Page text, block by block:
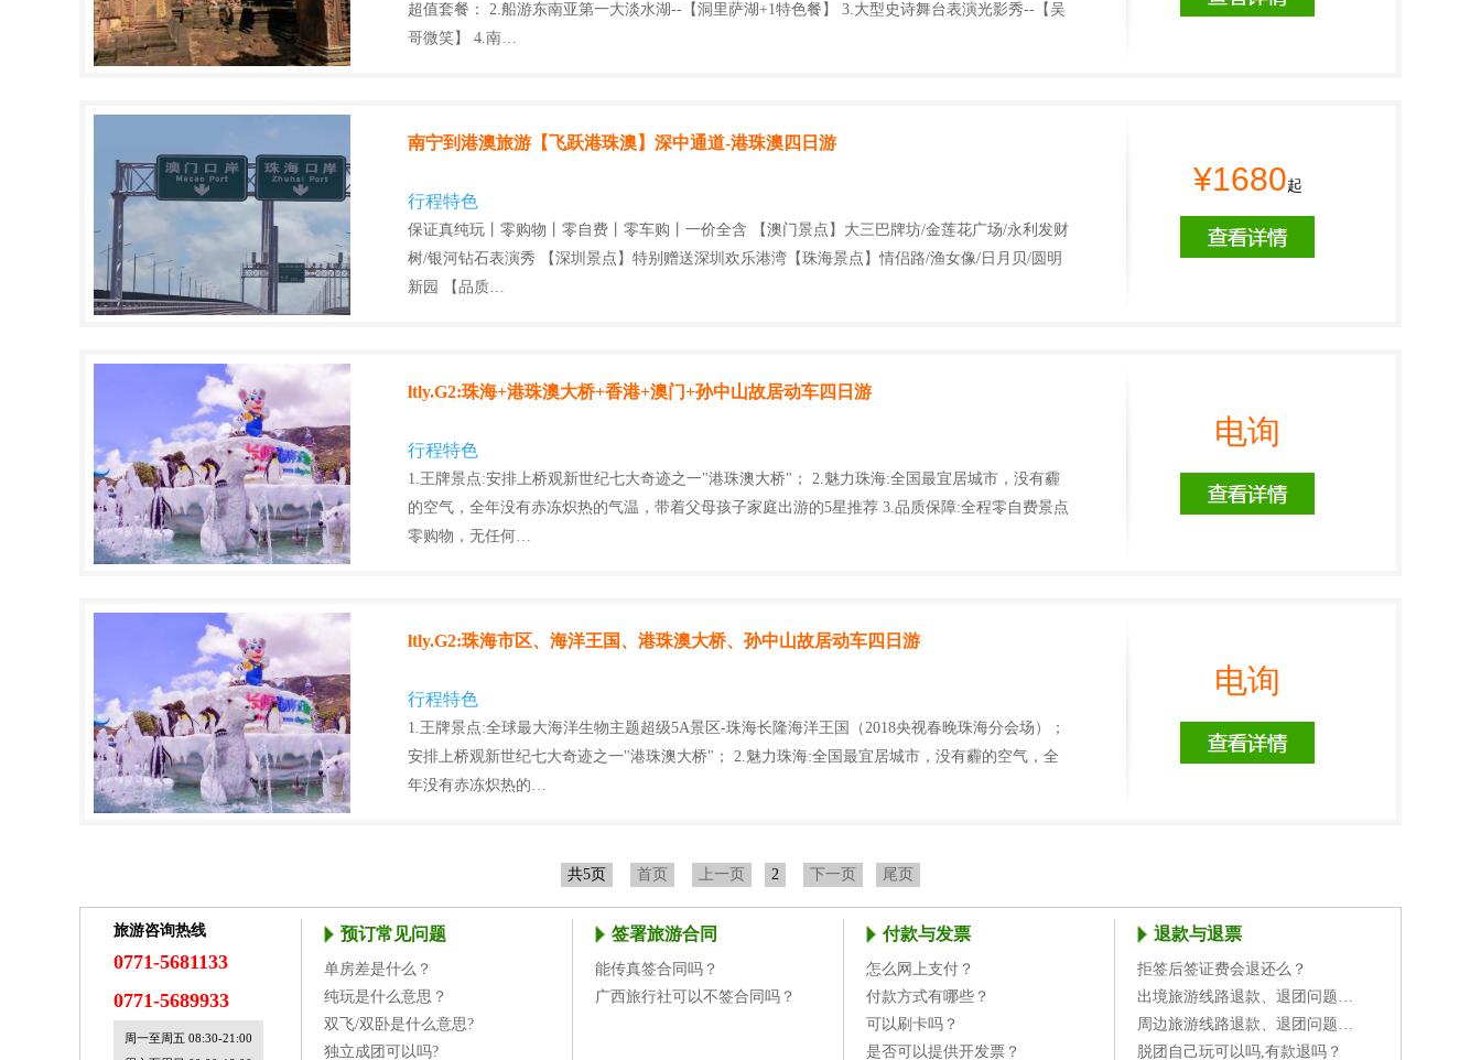
超值套餐： 2.船游东南亚第一大淡水湖--【洞里萨湖+1特色餐】 3.大型史诗舞台表演光影秀--【吴
哥微笑】 4.南…
南宁到港澳旅游【飞跃港珠澳】深中通道-港珠澳四日游
行程特色
保证真纯玩丨零购物丨零自费丨零车购丨一价全含 【澳门景点】大三巴牌坊/金莲花广场/永利发财
树/银河钻石表演秀 【深圳景点】特别赠送深圳欢乐港湾【珠海景点】情侣路/渔女像/日月贝/圆明
新园 【品质…
¥1680起
ltly.G2:珠海+港珠澳大桥+香港+澳门+孙中山故居动车四日游
行程特色
1.王牌景点:安排上桥观新世纪七大奇迹之一"港珠澳大桥"； 2.魅力珠海:全国最宜居城市，没有霾
的空气，全年没有赤冻炽热的气温，带着父母孩子家庭出游的5星推荐 3.品质保障:全程零自费景点
零购物，无任何…
电询
ltly.G2:珠海市区、海洋王国、港珠澳大桥、孙中山故居动车四日游
行程特色
1.王牌景点:全球最大海洋生物主题超级5A景区-珠海长隆海洋王国（2018央视春晚珠海分会场）；
安排上桥观新世纪七大奇迹之一"港珠澳大桥"； 2.魅力珠海:全国最宜居城市，没有霾的空气，全
年没有赤冻炽热的…
电询
共5页 首页 上一页 2 下一页 尾页
旅游咨询热线
0771-5681133
0771-5689933
周一至周五 08:30-21:00
预订常见问题
单房差是什么？
纯玩是什么意思？
双飞/双卧是什么意思?
独立成团可以吗?
签署旅游合同
能传真签合同吗？
广西旅行社可以不签合同吗？
付款与发票
怎么网上支付？
付款方式有哪些？
可以刷卡吗？
是否可以提供开发票？
退款与退票
拒签后签证费会退还么？
出境旅游线路退款、退团问题…
周边旅游线路退款、退团问题…
脱团自己玩可以吗,有款退吗？